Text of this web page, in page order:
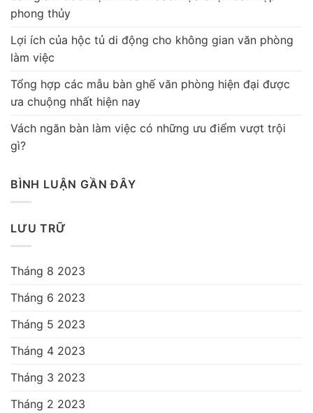
phong thủy
Lợi ích của hộc tủ di động cho không gian văn phòng
làm việc
Tổng hợp các mẫu bàn ghế văn phòng hiện đại được
ưa chuộng nhất hiện nay
Vách ngăn bàn làm việc có những ưu điểm vượt trội
gì?
BÌNH LUẬN GẦN ĐÂY
LƯU TRỮ
Tháng 8 2023
Tháng 6 2023
Tháng 5 2023
Tháng 4 2023
Tháng 3 2023
Tháng 2 2023